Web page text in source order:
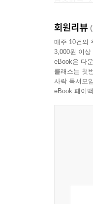
부족하고
같은 건 없
내겠노라
장르라고
이 책은 바
시간이기
에세이를
될성부른
에세이 편
편집자는
회원리뷰
매주 10건의
3,000원 이상
eBook은 다
클래스는 첫
사락 독서모
eBook 페이